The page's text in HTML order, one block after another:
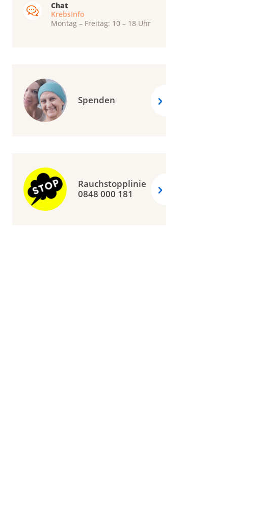
Chat
KrebsInfo
Montag – Freitag: 10 – 18 Uhr
Spenden
Rauchstopplinie
0848 000 181